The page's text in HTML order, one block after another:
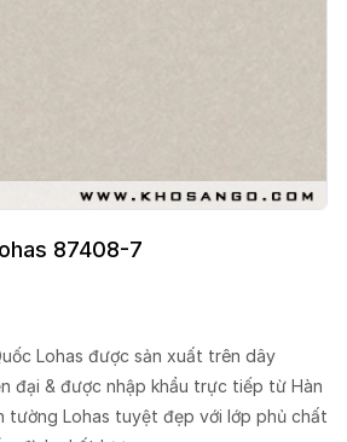
87408-7
Lohas được sản xuất trên dây
đại & được nhập khẩu trực tiếp từ Hàn
tường Lohas tuyệt đẹp với lớp phủ chất